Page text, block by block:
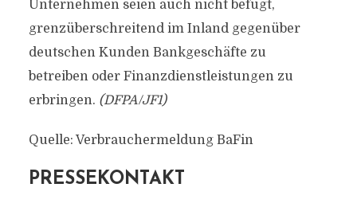
Unternehmen seien auch nicht befugt,
grenzüberschreitend im Inland gegenüber
deutschen Kunden Bankgeschäfte zu
betreiben oder Finanzdienstleistungen zu
erbringen. (DFPA/JF1)
Quelle: Verbrauchermeldung BaFin
PRESSEKONTAKT